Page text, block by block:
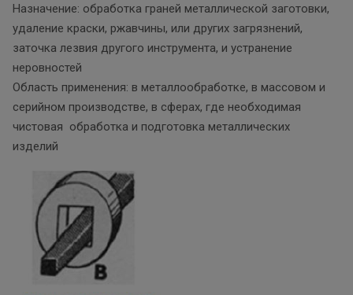
Назначение: обработка граней металлической заготовки,
удаление краски, ржавчины, или других загрязнений,
заточка лезвия другого инструмента, и устранение
неровностей
Область применения: в металлообработке, в массовом и
серийном производстве, в сферах, где необходимая
чистовая обработка и подготовка металлических
изделий